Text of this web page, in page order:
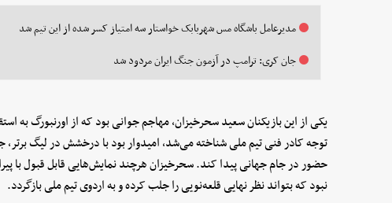
مدیرعامل باشگاه مس شهربابک خواستار سه امتیاز کسر شده از این تیم شد
جان کری: ترامپ در آزمون جنگ ایران مردود شد
یکی از این بازیکنان سعید سحرخیزان، مهاجم جوانی بود که از اورنبورگ به
توجه کادر فنی تیم ملی شناخته می‌شد، امیدوار بود با درخشش در لیگ برتر،
حضور در جام جهانی پیدا کند. سحرخیزان هرچند نمایش‌هایی قابل قبول با
نبود که بتواند نظر نهایی قلعه‌نویی را جلب کرده و به اردوی تیم ملی بازگردد.